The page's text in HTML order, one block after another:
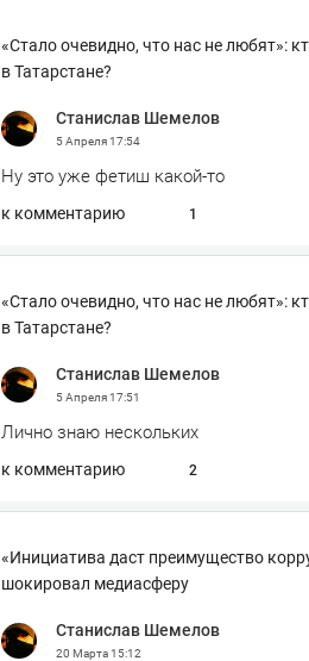
«Стало очевидно, что нас не любят»:
в Татарстане?
Станислав Шемелов
5 Апреля17:54
Ну это уже фетиш какой-то
к комментарию 1
«Стало очевидно, что нас не любят»:
в Татарстане?
Станислав Шемелов
5 Апреля17:51
Лично знаю нескольких
к комментарию 2
«Инициатива даст преимущество
шокировал медиасферу
Станислав Шемелов
20 Марта15:12